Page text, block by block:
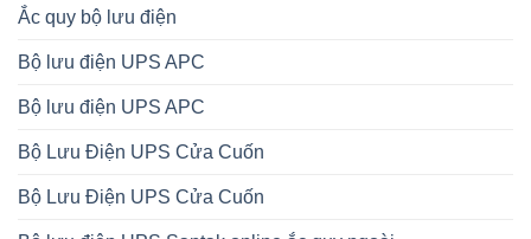
Ắc quy bộ lưu điện
Bộ lưu điện UPS APC
Bộ lưu điện UPS APC
Bộ Lưu Điện UPS Cửa Cuốn
Bộ Lưu Điện UPS Cửa Cuốn